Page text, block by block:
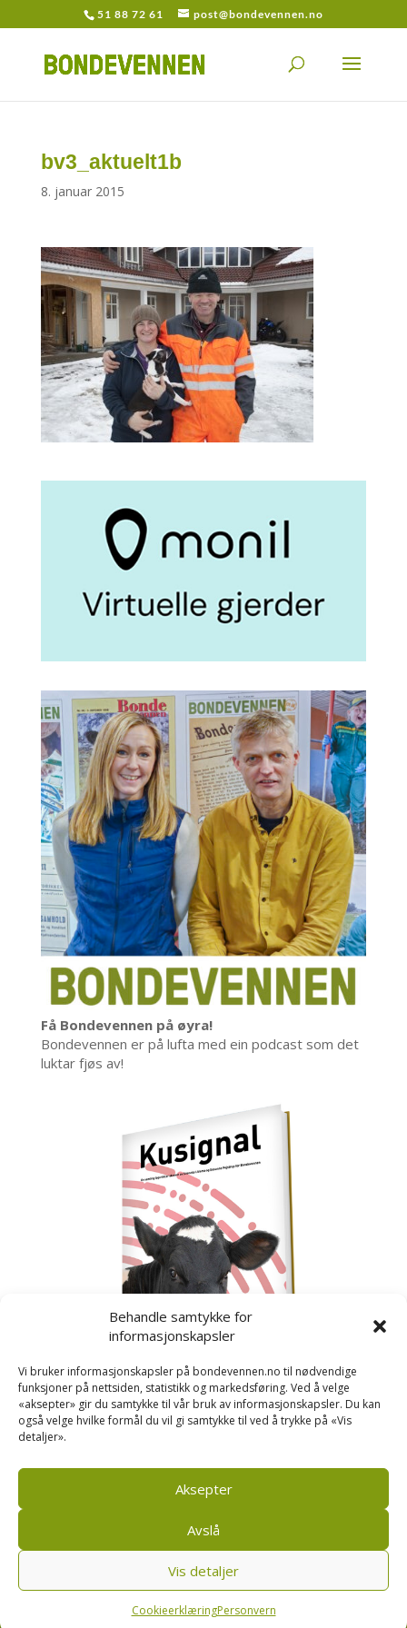
Behandle samtykke for
informasjonskapsler
Vi bruker informasjonskapsler på bondevennen.no til nødvendige
funksjoner på nettsiden, statistikk og markedsføring. Ved å velge
«aksepter» gir du samtykke til vår bruk av informasjonskapsler. Du kan
også velge hvilke formål du vil gi samtykke til ved å trykke på «Vis
detaljer».
Aksepter
Avslå
Vis detaljer
CookieerklæringPersonvern
51 88 72 61 post@bondevennen.no
bv3_aktuelt1b
8. januar 2015
Få Bondevennen på øyra!
Bondevennen er på lufta med ein podcast som det
luktar fjøs av!
Kusignal
Bondevennen SA, Pb 208, sentrum, 4001 Stavanger
Personvern og cookies regler